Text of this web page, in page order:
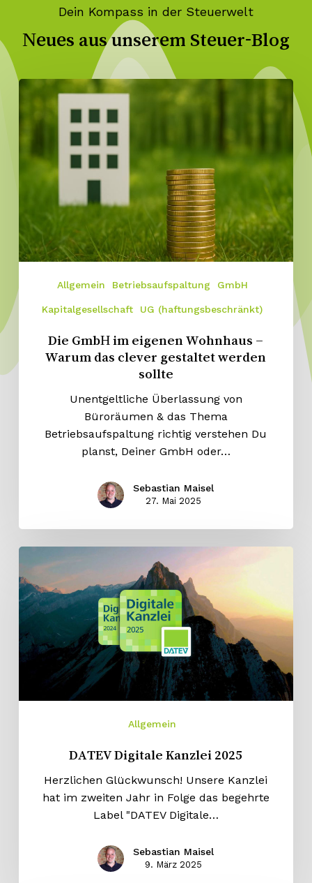
Dein Kompass in der Steuerwelt
Neues aus unserem Steuer-Blog
Allgemein Betriebsaufspaltung GmbH
Kapitalgesellschaft UG (haftungsbeschränkt)
Die GmbH im eigenen Wohnhaus –
Warum das clever gestaltet werden
sollte
Unentgeltliche Überlassung von
Büroräumen & das Thema
Betriebsaufspaltung richtig verstehen Du
planst, Deiner GmbH oder…
Sebastian Maisel
27. Mai 2025
Allgemein
DATEV Digitale Kanzlei 2025
Herzlichen Glückwunsch! Unsere Kanzlei
hat im zweiten Jahr in Folge das begehrte
Label "DATEV Digitale…
Sebastian Maisel
9. März 2025